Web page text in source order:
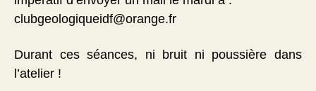
clubgeologiqueidf@orange.fr
Durant ces séances, ni bruit ni poussière dans
l’atelier !